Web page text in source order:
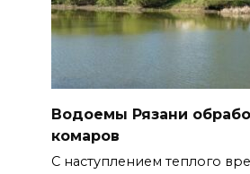
Водоемы Рязани
комаров
С наступлением теплого